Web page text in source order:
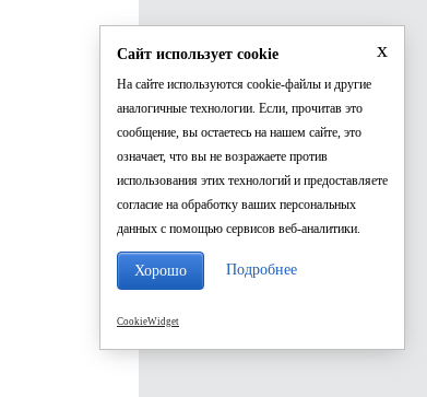
x
Сайт использует cookie
На сайте используются cookie-файлы и другие
аналогичные технологии. Если, прочитав это
сообщение, вы остаетесь на нашем сайте, это
означает, что вы не возражаете против
использования этих технологий и предоставляете
согласие на обработку ваших персональных
данных с помощью сервисов веб-аналитики.
Хорошо Подробнее
CookieWidget